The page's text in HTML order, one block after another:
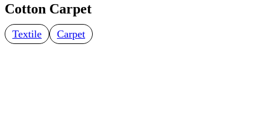
Cotton Carpet
Textile Carpet